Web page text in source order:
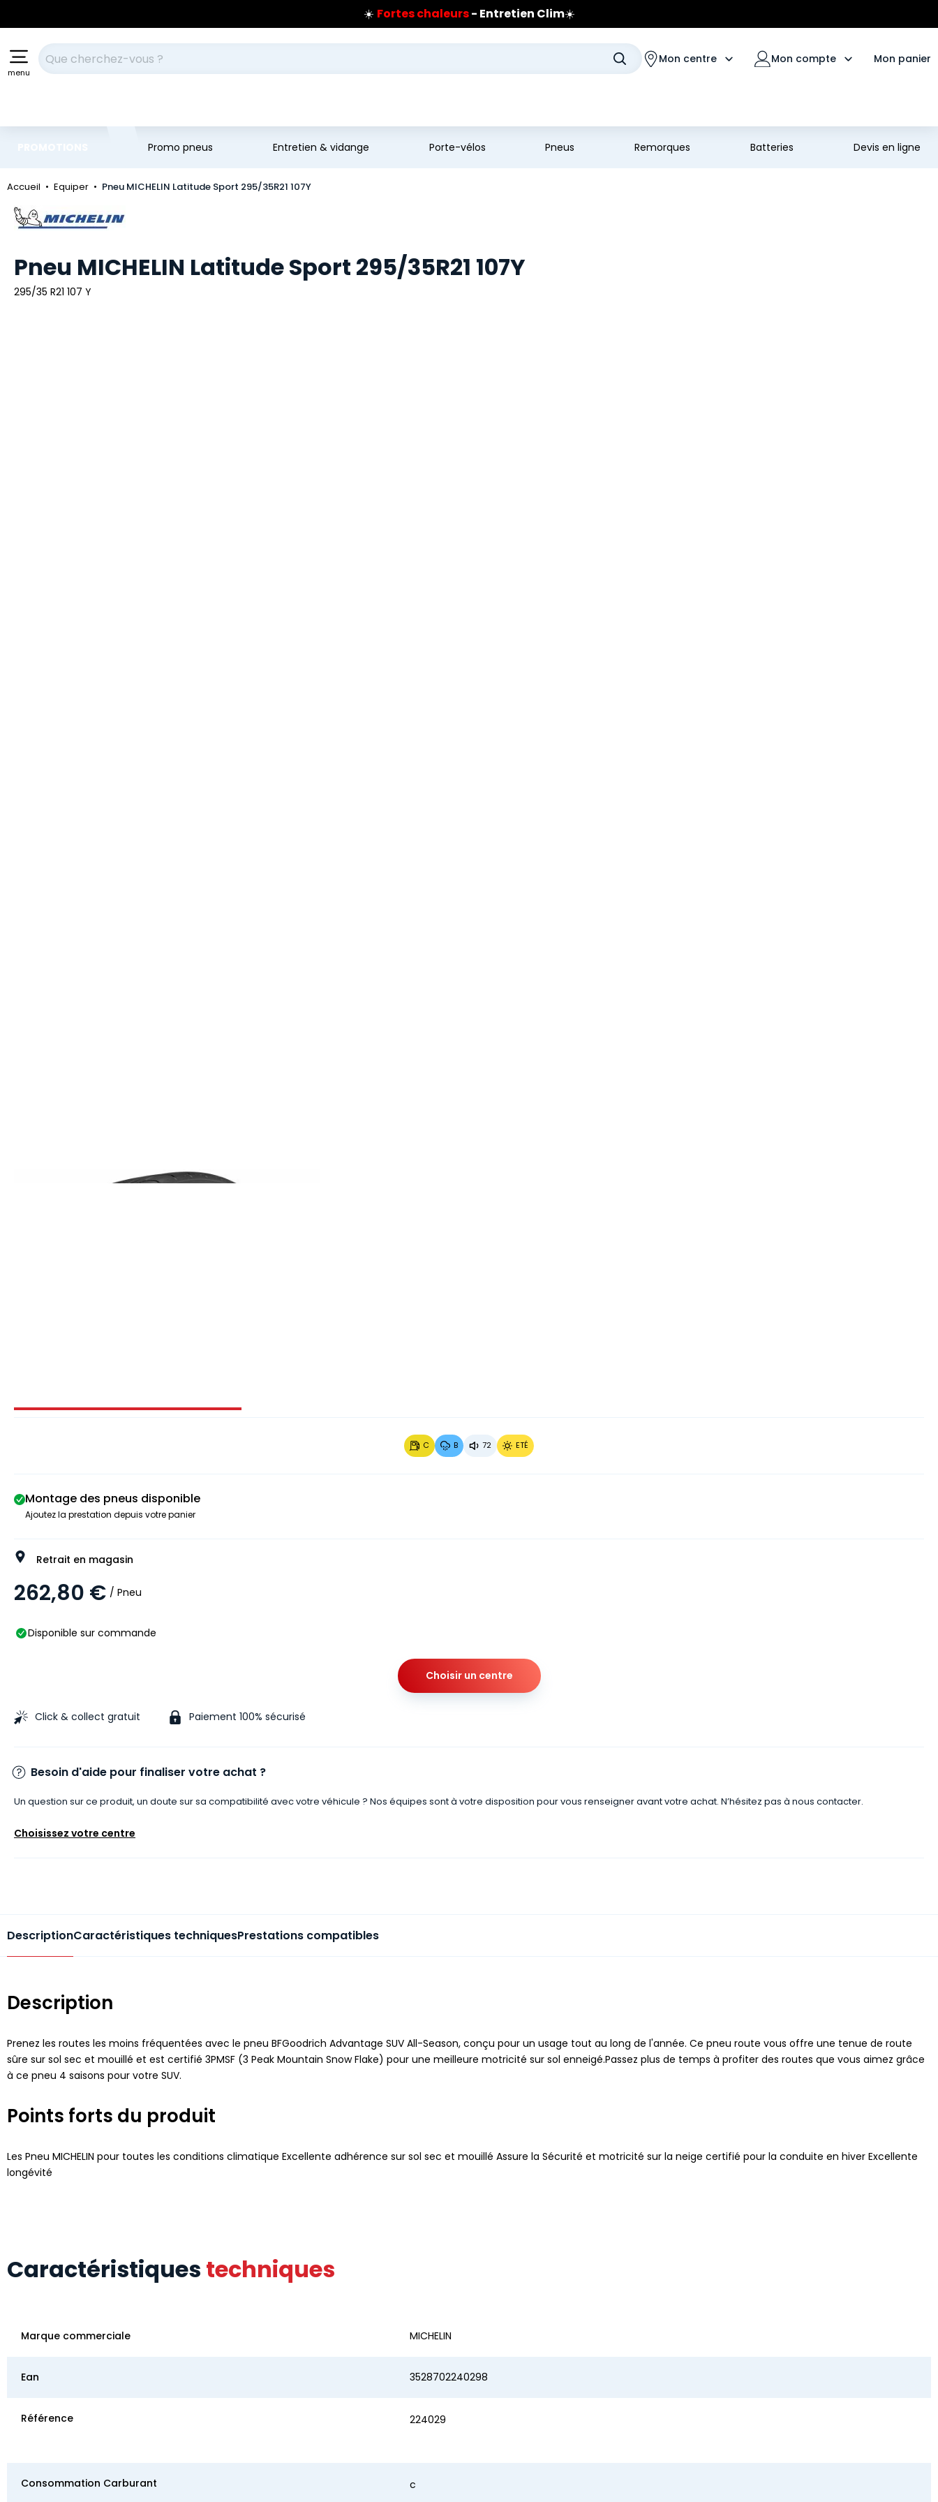
☀️ Fortes chaleurs- Entretien Clim☀️
Prix coûtant pneus Bridgestone
🔥Extincteur :réflexe sécurité🔥
sur les pneus Bridgestone
menu
Votre recherche Mon centre Mon compte Mon panier
Promo pneus Entretien & vidange Porte-vélos Pneus Remorques Batteries Devis en ligne
Accueil Equiper Pneu MICHELIN Latitude Sport 295/35R21 107Y
Marque
Pneu MICHELIN Latitude Sport 295/35R21 107Y
295/35 R21 107 Y
Image 1 sur 2
C B 72 ETÉ
Montage des pneus disponible
Ajoutez la prestation depuis votre panier
Retrait en magasin
262,80 € / Pneu
Disponible sur commande
Choisir un centre
Click & collect gratuit Paiement 100% sécurisé
Besoin d'aide pour finaliser votre achat ?
Un question sur ce produit, un doute sur sa compatibilité avec votre véhicule ? Nos équipes sont à votre disposition pour vous renseigner avant votre achat. N’hésitez pas à nous contacter.
Choisissez votre centre
DescriptionCaractéristiques techniquesPrestations compatibles
Description
Prenez les routes les moins fréquentées avec le pneu BFGoodrich Advantage SUV All-Season, conçu pour un usage tout au long de l'année. Ce pneu route vous offre une tenue de route
sûre sur sol sec et mouillé et est certifié 3PMSF (3 Peak Mountain Snow Flake) pour une meilleure motricité sur sol enneigé.Passez plus de temps à profiter des routes que vous aimez grâce
à ce pneu 4 saisons pour votre SUV.
Points forts du produit
Les Pneu MICHELIN pour toutes les conditions climatique Excellente adhérence sur sol sec et mouillé Assure la Sécurité et motricité sur la neige certifié pour la conduite en hiver Excellente
longévité
Caractéristiques techniques
Marque commerciale MICHELIN
Ean 3528702240298
Référence 224029
Consommation Carburant c